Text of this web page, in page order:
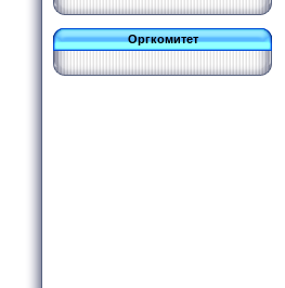
Оргкомитет